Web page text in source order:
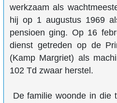
werkzaam als
hij op 1 augustus 1969
pensioen ging. Op 16
dienst getreden op de
(Kamp Margriet) als
102 Td zwaar herstel.
De familie woonde in die